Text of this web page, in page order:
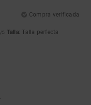
Compra verificada
/5 Talla: Talla perfecta